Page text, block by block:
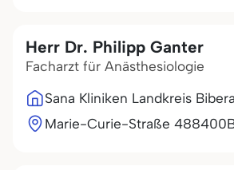
Herr Dr. Philipp Ganter
Facharzt für Anästhesiologie
Sana Kliniken Landkreis
Marie-Curie-Straße 488400